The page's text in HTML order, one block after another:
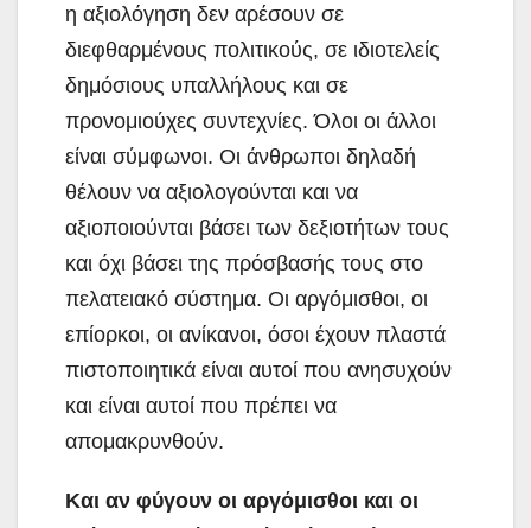
η αξιολόγηση δεν αρέσουν σε
διεφθαρμένους πολιτικούς, σε ιδιοτελείς
δημόσιους υπαλλήλους και σε
προνομιούχες συντεχνίες. Όλοι οι άλλοι
είναι σύμφωνοι. Οι άνθρωποι δηλαδή
θέλουν να αξιολογούνται και να
αξιοποιούνται βάσει των δεξιοτήτων τους
και όχι βάσει της πρόσβασής τους στο
πελατειακό σύστημα. Οι αργόμισθοι, οι
επίορκοι, οι ανίκανοι, όσοι έχουν πλαστά
πιστοποιητικά είναι αυτοί που ανησυχούν
και είναι αυτοί που πρέπει να
απομακρυνθούν.
Και αν φύγουν οι αργόμισθοι και οι